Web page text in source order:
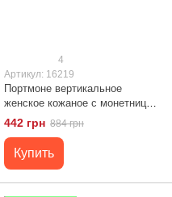
4
Артикул: 16219
Портмоне вертикальное
женское кожаное с монетницей
SHVIGEL 16219 Красное
442 грн 884 грн
Купить